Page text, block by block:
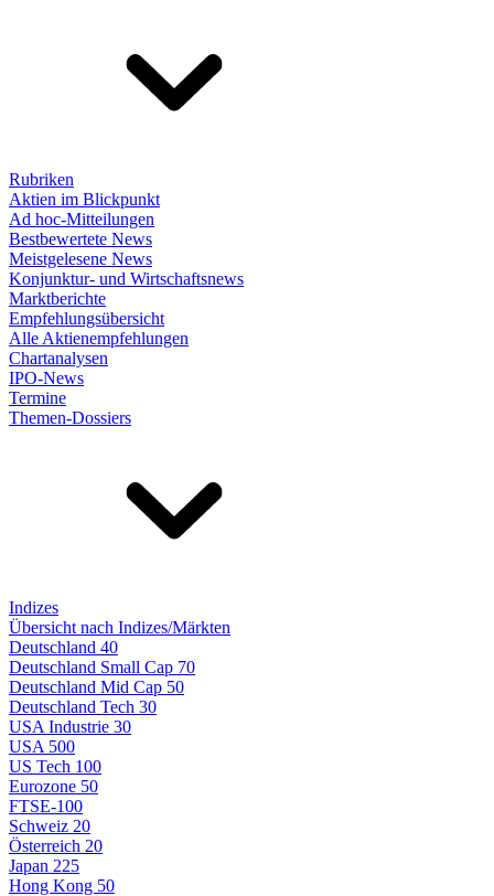
Rubriken
Aktien im Blickpunkt
Ad hoc-Mitteilungen
Bestbewertete News
Meistgelesene News
Konjunktur- und Wirtschaftsnews
Marktberichte
Empfehlungsübersicht
Alle Aktienempfehlungen
Chartanalysen
IPO-News
Termine
Themen-Dossiers
Indizes
Übersicht nach Indizes/Märkten
Deutschland 40
Deutschland Small Cap 70
Deutschland Mid Cap 50
Deutschland Tech 30
USA Industrie 30
USA 500
US Tech 100
Eurozone 50
FTSE-100
Schweiz 20
Österreich 20
Japan 225
Hong Kong 50